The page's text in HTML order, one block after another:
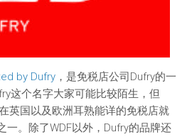
by Dufry ，是免税店公司Dufry的一
这个名字大家可能比较陌生，但
英国以及欧洲耳熟能详的免税店就
一。除了WDF以外，Dufry的品牌还